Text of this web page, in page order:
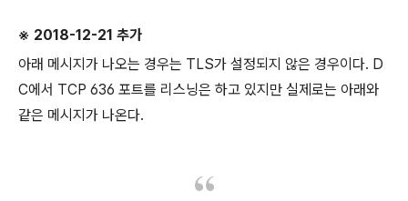
※ 2018-12-21 추가
아래 메시지가 나오는 경우는 TLS가 설정되지 않은 경우이다. D
C에서 TCP 636 포트를 리스닝은 하고 있지만 실제로는 아래와
같은 메시지가 나온다.